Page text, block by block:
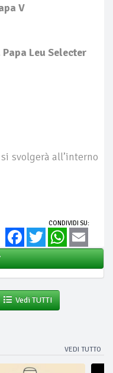
V
Leu Selecter
svolgerà all’interno
CONDIVIDI SU:
FacebookTwitter WhatsApp
Vedi TUTTI
VEDI TUTTO